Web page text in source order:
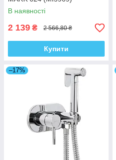
В наявності
2 139 ₴ 2 566,80 ₴
Купити
–17%